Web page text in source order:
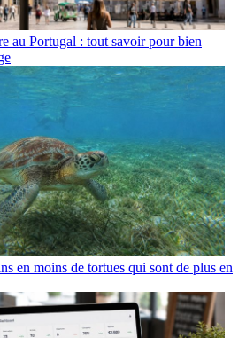
au Portugal : tout savoir pour bien
en moins de tortues qui sont de plus en